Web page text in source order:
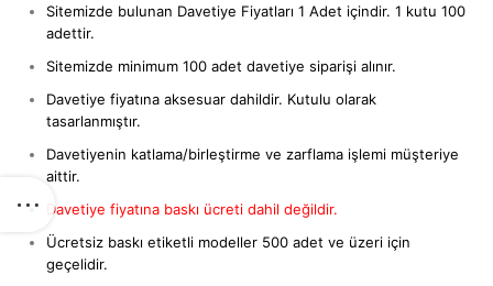
Sitemizde bulunan Davetiye Fiyatları 1 Adet içindir. 1 kutu 100
adettir.
Sitemizde minimum 100 adet davetiye siparişi alınır.
Davetiye fiyatına aksesuar dahildir. Kutulu olarak
tasarlanmıştır.
Davetiyenin katlama/birleştirme ve zarflama işlemi müşteriye
aittir.
Davetiye fiyatına baskı ücreti dahil değildir.
Ücretsiz baskı etiketli modeller 500 adet ve üzeri için
geçelidir.